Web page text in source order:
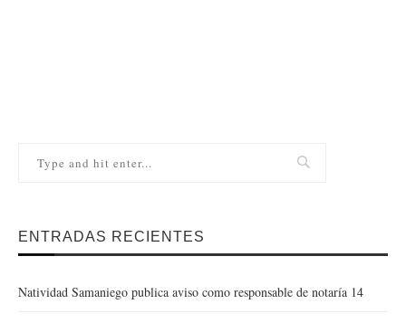
ENTRADAS RECIENTES
Natividad Samaniego publica aviso como responsable de notaría 14